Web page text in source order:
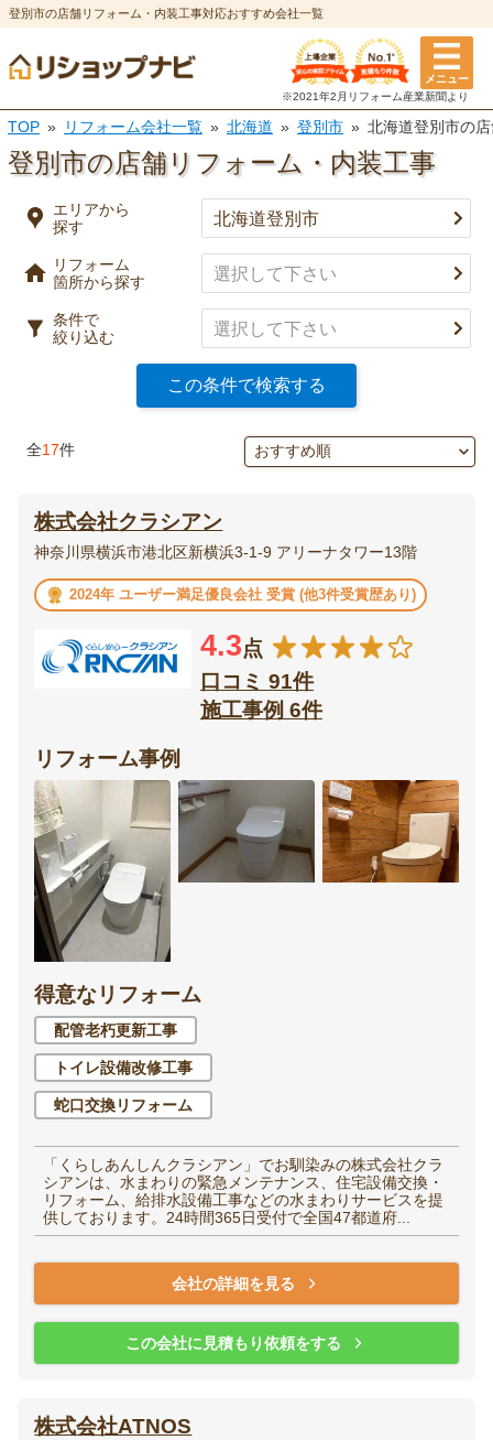
登別市の店舗リフォーム・内装工事対応おすすめ会社一覧
メニュー
※2021年2月リフォーム産業新聞より
TOP リフォーム会社一覧 北海道 登別市 北海道登別市の
登別市の店舗リフォーム・内装工事
エリアから
探す
リフォーム
箇所から探す
条件で
絞り込む
この条件で検索する
リフォーム箇所
選択を全て解除
キッチン 風呂・浴室
トイレ 洗面所
屋根塗装・
エクステリア・
庭・
バルコニー
ウッドデッキ
カーポート・
ガレージ
フェンス
門扉 オーニング
洋室（子供部屋・寝
室）
廊下
玄関 エントランス
リノベーション
その他
エリアから探す
都道府県
市区町村
決定
※複数選択可
特徴
事例有り
口コミ有り
決定
全17件
株式会社クラシアン
神奈川県横浜市港北区新横浜3-1-9 アリーナタワー13階
2024年 ユーザー満足優良会社 受賞 (他3件受賞歴あり)
4.3点
口コミ 91件
施工事例 6件
リフォーム事例
得意なリフォーム
配管老朽更新工事
トイレ設備改修工事
蛇口交換リフォーム
「くらしあんしんクラシアン」でお馴染みの株式会社クラ
シアンは、水まわりの緊急メンテナンス、住宅設備交換・
リフォーム、給排水設備工事などの水まわりサービスを提
供しております。24時間365日受付で全国47都道府...
会社の詳細を見る
この会社に見積もり依頼をする
株式会社ATNOS